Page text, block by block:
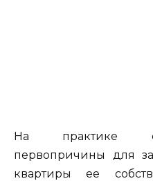
На практике
первопричины для
квартиры ее